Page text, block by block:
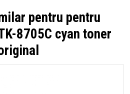
pentru pentru
8705C cyan toner